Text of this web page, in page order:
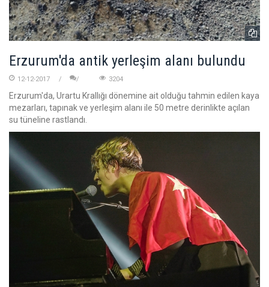
Erzurum'da antik yerleşim alanı bulundu
12-12-2017 3204
Erzurum'da, Urartu Krallığı dönemine ait olduğu tahmin edilen kaya
mezarları, tapınak ve yerleşim alanı ile 50 metre derinlikte açılan
su tüneline rastlandı.